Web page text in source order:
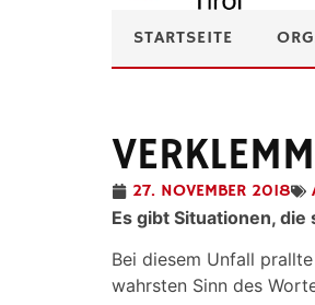
STARTSEITE
27. NOVEMBER 2018
Es gibt Situationen,
Bei diesem Unfall
wahrsten Sinn des